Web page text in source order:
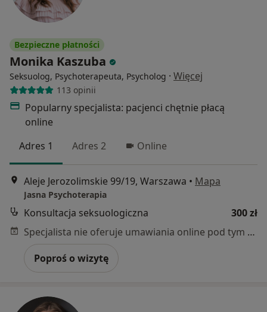
Bezpieczne płatności
Monika Kaszuba
Seksuolog, Psychoterapeuta, Psycholog · Więcej
113 opinii
Popularny specjalista: pacjenci chętnie płacą
online
Adres 1
Adres 2 Online
Aleje Jerozolimskie 99/19, Warszawa • Mapa
Jasna Psychoterapia
Konsultacja seksuologiczna
300 zł
Specjalista nie oferuje umawiania online pod tym adresem.
Poproś o wizytę